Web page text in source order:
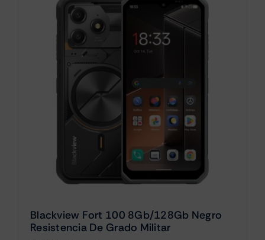
Blackview Fort 100 8Gb/128Gb Negro
Resistencia De Grado Militar